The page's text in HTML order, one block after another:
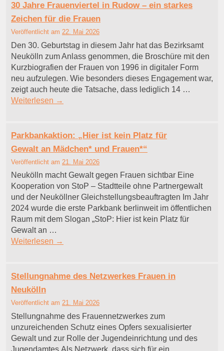
30 Jahre Frauenviertel in Rudow – ein starkes
Zeichen für die Frauen
Veröffentlicht am 22. Mai 2026
Den 30. Geburtstag in diesem Jahr hat das Bezirksamt
Neukölln zum Anlass genommen, die Broschüre mit den
Kurzbiografien der Frauen von 1996 in digitaler Form
neu aufzulegen. Wie besonders dieses Engagement war,
zeigt auch heute die Tatsache, dass lediglich 14 …
Weiterlesen →
Parkbankaktion: „Hier ist kein Platz für
Gewalt an Mädchen* und Frauen*“
Veröffentlicht am 21. Mai 2026
Neukölln macht Gewalt gegen Frauen sichtbar Eine
Kooperation von StoP – Stadtteile ohne Partnergewalt
und der Neuköllner Gleichstellungsbeauftragten Im Jahr
2024 wurde die erste Parkbank berlinweit im öffentlichen
Raum mit dem Slogan „StoP: Hier ist kein Platz für
Gewalt an …
Weiterlesen →
Stellungnahme des Netzwerkes Frauen in
Neukölln
Veröffentlicht am 21. Mai 2026
Stellungnahme des Frauennetzwerkes zum
unzureichenden Schutz eines Opfers sexualisierter
Gewalt und zur Rolle der Jugendeinrichtung und des
Jugendamtes.Als Netzwerk, dass sich für ein